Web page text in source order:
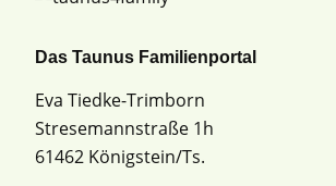
Das Taunus Familienportal
Eva Tiedke-Trimborn
Stresemannstraße 1h
61462 Königstein/Ts.